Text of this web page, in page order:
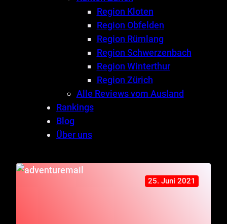
Region Kloten
Region Obfelden
Region Rümlang
Region Schwerzenbach
Region Winterthur
Region Zürich
Alle Reviews vom Ausland
Rankings
Blog
Über uns
25. Juni 2021